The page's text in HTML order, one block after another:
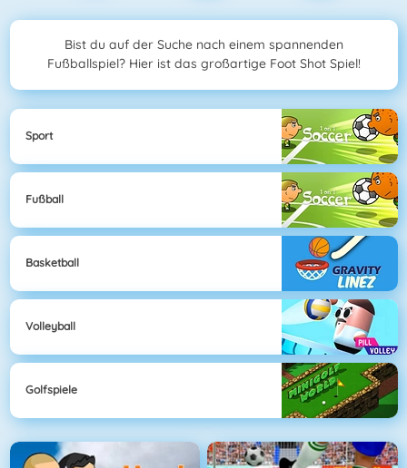
Bist du auf der Suche nach einem spannenden
Fußballspiel? Hier ist das großartige Foot Shot Spiel!
Sport
Fußball
Basketball
Volleyball
Golfspiele